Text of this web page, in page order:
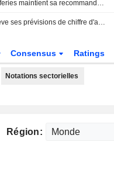
SANOFI : Jefferies maintient sa recommandation à l'achat
Novavax relève ses prévisions de chiffre d'affaires annuel, les accords de licence compensant la faible demande de vaccins
Consensus Ratings
Notations sectorielles
Région: